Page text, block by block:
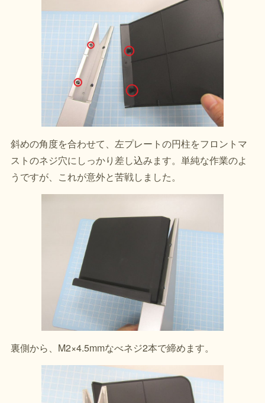
斜めの角度を合わせて、左プレートの円柱をフロントマ
ストのネジ穴にしっかり差し込みます。単純な作業のよ
うですが、これが意外と苦戦しました。
裏側から、M2×4.5mmなべネジ2本で締めます。